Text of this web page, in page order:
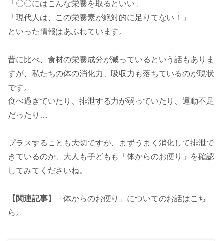
「〇〇にはこんな栄養を取るといい」
「現代人は、この栄養素が絶対的に足りてない！」
といった情報はあふれています。
昔に比べ、食材の栄養成分が減っているという話もありま
すが、私たちの体の消化力、吸収力も落ちているのが現状
です。
食べ過ぎていたり、排泄する力が弱っていたり、運動不足
だったり…
プラスすることも大切ですが、まずうまく消化して排泄で
きているのか、大人も子どもも「体からのお便り」を確認
してみてくださいね。
【関連記事】「体からのお便り」についてのお話はこち
ら。